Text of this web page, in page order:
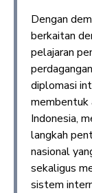
Dengan
berkaitan
pelajaran
diplomasi
membentuk
Indonesia,
langkah
nasional
sekaligus
sistem